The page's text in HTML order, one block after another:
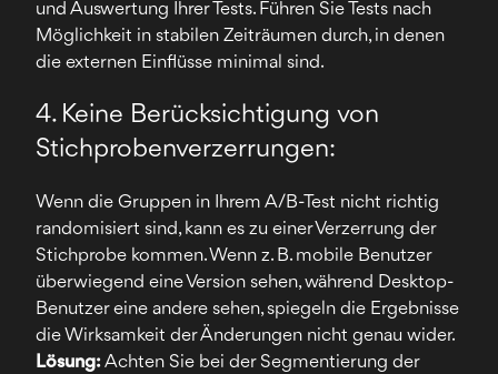
und Auswertung Ihrer Tests. Führen Sie Tests nach
Möglichkeit in stabilen Zeiträumen durch, in denen
die externen Einflüsse minimal sind.
4. Keine Berücksichtigung von
Stichprobenverzerrungen:
Wenn die Gruppen in Ihrem A/B-Test nicht richtig
randomisiert sind, kann es zu einer Verzerrung der
Stichprobe kommen. Wenn z. B. mobile Benutzer
überwiegend eine Version sehen, während Desktop-
Benutzer eine andere sehen, spiegeln die Ergebnisse
die Wirksamkeit der Änderungen nicht genau wider.
Lösung:Achten Sie bei der Segmentierung der